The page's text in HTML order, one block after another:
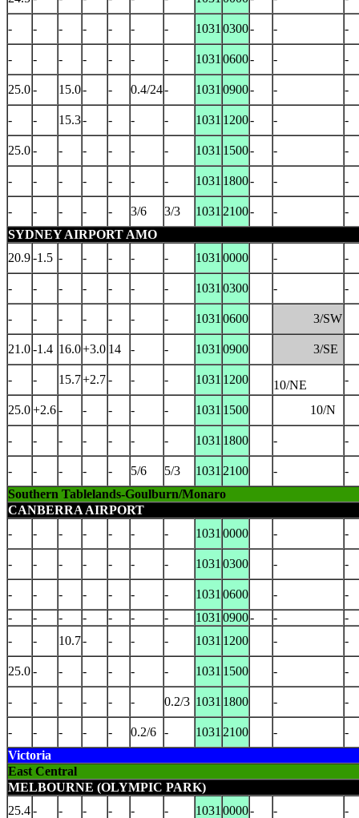
- - - - - - - 1031 0300- - -
- - - - - - - 1031 0600- - -
25.0- 15.0- - 0.4/24- 1031 0900- - -
- - 15.3- - - - 1031 1200- - -
25.0- - - - - - 1031 1500- - -
- - - - - - - 1031 1800- - -
- - - - - 3/6 3/3 1031 2100- -
-
SYDNEY AIRPORT AMO
20.9-1.5 - - - - - 1031 0000 - -
- - - - - - - 1031 0300 - -
- - - - - - - 1031 0600 3/SW
21.0-1.4 16.0+3.0 14 - - 1031 0900 3/SE
- - 15.7+2.7- - - 1031 1200 10/NE -
25.0+2.6- - - - - 1031 1500 10/N
- - - - - - - 1031 1800 - -
- - - - - 5/6 5/3 1031 2100 -
-
Southern Tablelands-Goulburn/Monaro
CANBERRA AIRPORT
-
- - - - - - 1031 0000 - -
- - - - - - - 1031 0300 - -
- - - - - - - 1031 0600 -
-
-
- - - - - - 1031 0900- -
-
-
- 10.7- - - - 1031 1200 - -
25.0- - - - - - 1031 1500 - -
- - - - - - 0.2/3 1031 1800 - -
- - - - - 0.2/6 - 1031 2100 -
-
Victoria
East Central
MELBOURNE (OLYMPIC PARK)
25.4- - - - - - 1031 0000- - -